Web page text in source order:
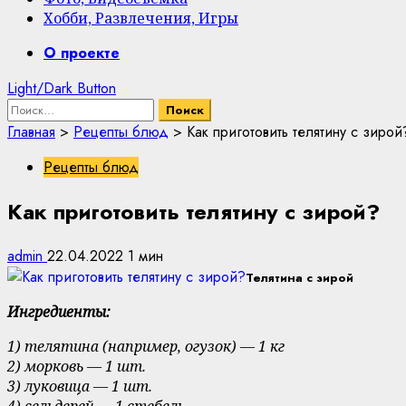
Хобби, Развлечения, Игры
PrimaryО проекте
Light/Dark Button
Найти:
Главная > Рецепты блюд > Как приготовить телятину с
Рецепты блюд
Как приготовить телятину с зирой?
admin 22.04.2022 1 мин
Телятина с зирой
Ингредиенты:
1) телятина (например, огузок) — 1 кг
2) морковь — 1 шт.
3) луковица — 1 шт.